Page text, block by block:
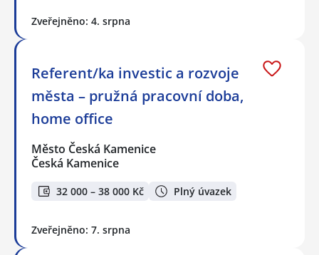
Zveřejněno: 4. srpna
Referent/ka investic a rozvoje
města – pružná pracovní doba,
home office
Město Česká Kamenice
Česká Kamenice
32 000 – 38 000 Kč Plný úvazek
Zveřejněno: 7. srpna